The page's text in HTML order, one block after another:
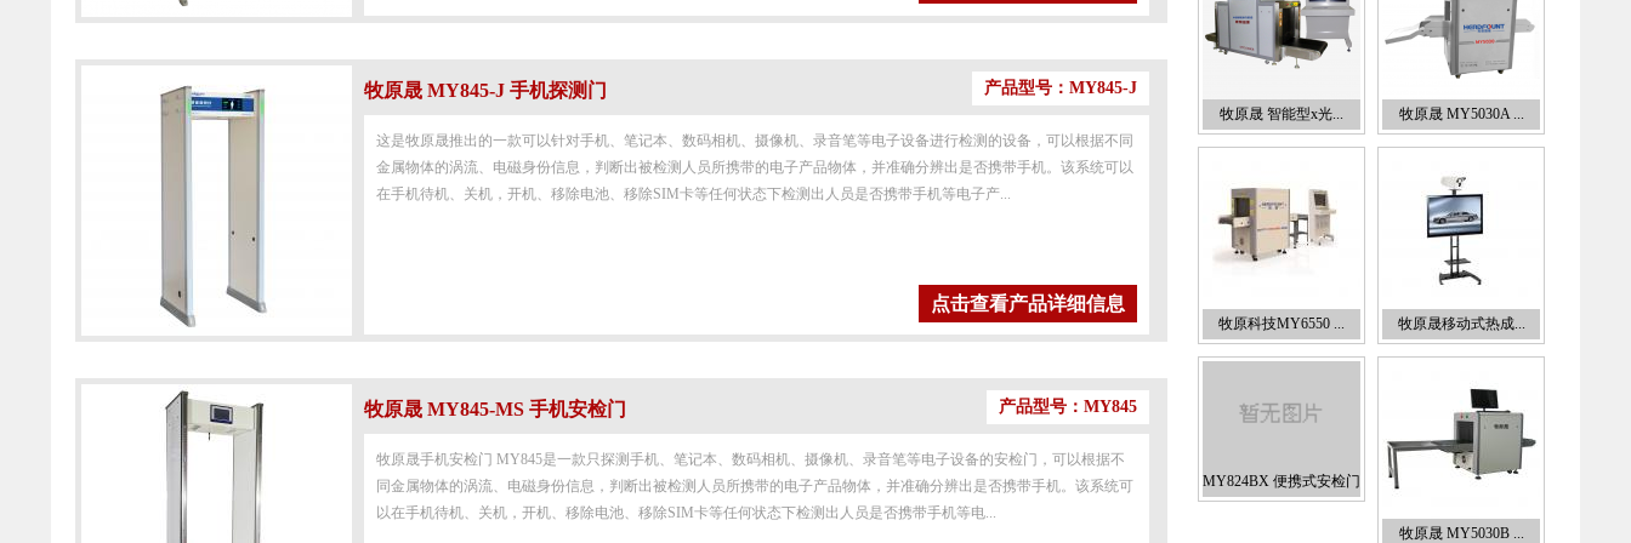
牧原晟 MY845-J 手机探测门 产品型号：MY845-J
这是牧原晟推出的一款可以针对手机、笔记本、数码相机、摄像机、录音笔等电子设备进行检测的设备，可以根据不同
金属物体的涡流、电磁身份信息，判断出被检测人员所携带的电子产品物体，并准确分辨出是否携带手机。该系统可以
在手机待机、关机，开机、移除电池、移除SIM卡等任何状态下检测出人员是否携带手机等电子产...
点击查看产品详细信息
牧原晟 MY845-MS 手机安检门 产品型号：MY845
牧原晟手机安检门 MY845是一款只探测手机、笔记本、数码相机、摄像机、录音笔等电子设备的安检门，可以根据不
同金属物体的涡流、电磁身份信息，判断出被检测人员所携带的电子产品物体，并准确分辨出是否携带手机。该系统可
以在手机待机、关机，开机、移除电池、移除SIM卡等任何状态下检测出人员是否携带手机等电...
牧原晟 智能型x光... 牧原晟 MY5030A ...
牧原科技MY6550 ... 牧原晟移动式热成...
MY824BX 便携式安检门
牧原晟 MY5030B ...